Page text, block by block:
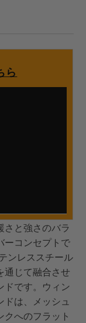
ら
さと強さのバラ
ーコンセプトで
ンレススチール
通じて融合させ
ドです。ウィン
は、メッシュ
へのフラット